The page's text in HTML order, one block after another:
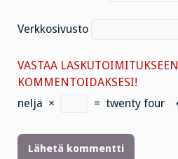
Verkkosivusto
VASTAA LASKUTOIMITUKSEEN
KOMMENTOIDAKSESI!
neljä × = twenty four